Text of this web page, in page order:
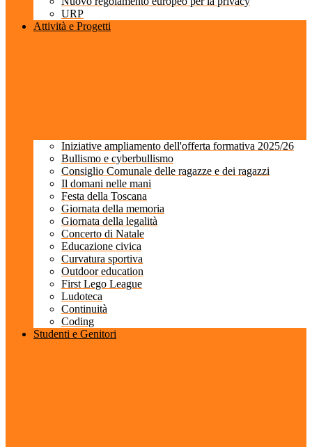
URP
Attività e Progetti
Iniziative ampliamento dell'offerta formativa 2025/26
Bullismo e cyberbullismo
Consiglio Comunale delle ragazze e dei ragazzi
Il domani nelle mani
Festa della Toscana
Giornata della memoria
Giornata della legalità
Concerto di Natale
Educazione civica
Curvatura sportiva
Outdoor education
First Lego League
Ludoteca
Continuità
Coding
Studenti e Genitori